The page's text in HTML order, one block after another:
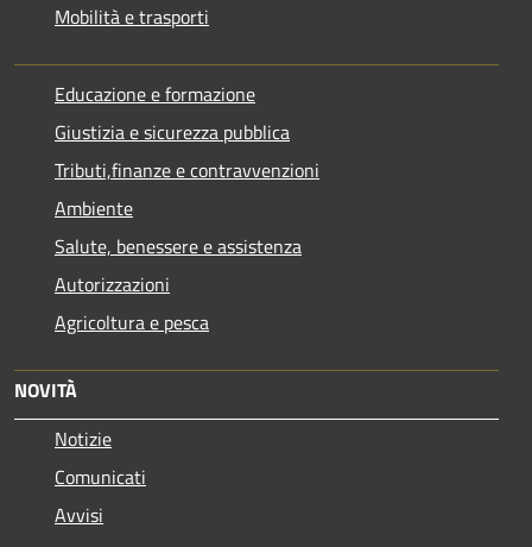
Mobilità e trasporti
Educazione e formazione
Giustizia e sicurezza pubblica
Tributi,finanze e contravvenzioni
Ambiente
Salute, benessere e assistenza
Autorizzazioni
Agricoltura e pesca
NOVITÀ
Notizie
Comunicati
Avvisi